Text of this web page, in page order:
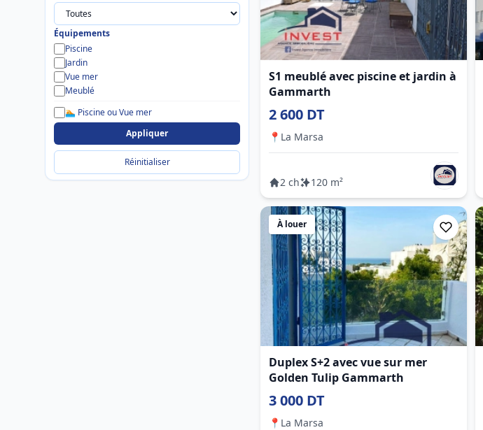
Équipements
Piscine
Jardin
Vue mer
Meublé
🏊 Piscine ou Vue mer
Appliquer
Réinitialiser
S1 meublé avec piscine et jardin à
Gammarth
2 600 DT
📍 La Marsa
2 ch 120 m²
À louer
Duplex S+2 avec vue sur mer
Golden Tulip Gammarth
3 000 DT
📍 La Marsa